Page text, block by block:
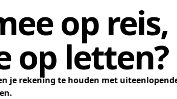
op reis,
op letten?
je rekening te houden met